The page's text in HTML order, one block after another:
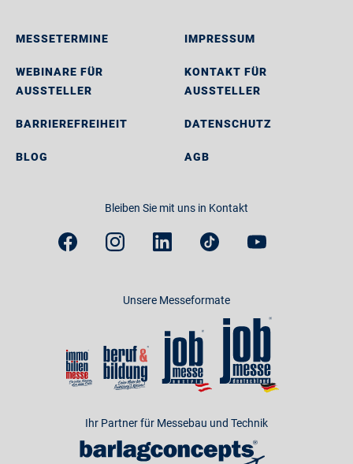
MESSETERMINE
WEBINARE FÜR
AUSSTELLER
BARRIEREFREIHEIT
BLOG
IMPRESSUM
KONTAKT FÜR
AUSSTELLER
DATENSCHUTZ
AGB
Bleiben Sie mit uns in Kontakt
Unsere Messeformate
Ihr Partner für Messebau und Technik